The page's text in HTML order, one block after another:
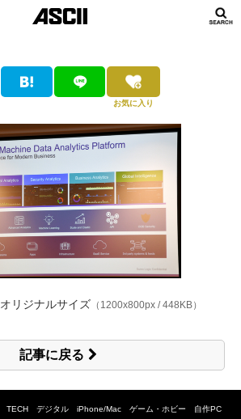
お気に入り
オリジナルサイズ （1200x800px / 448KB）
記事に戻る
TECH デジタル iPhone/Mac ゲーム・ホビー 自作PC